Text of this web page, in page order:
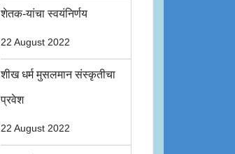
शेतक-यांचा स्वयंनिर्णय
22 August 2022
शीख धर्म मुसलमान संस्कृतीचा
प्रवेश
22 August 2022